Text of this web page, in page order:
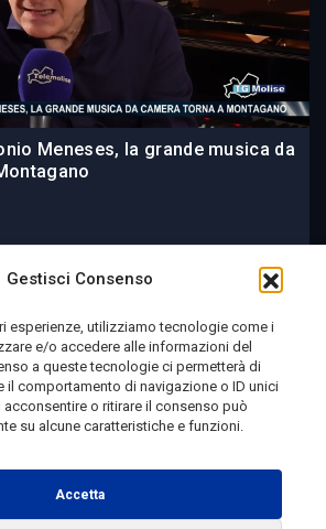
Gestisci Consenso
esperienze, utilizziamo tecnologie come i
e/o accedere alle informazioni del
a queste tecnologie ci permetterà di
il comportamento di navigazione o ID unici
o ritirare il consenso può
su alcune caratteristiche e funzioni.
Accetta
Meneses, la grande musica da
di Campobasso n. 133 del
Responsabile:MANUELA
del 4/5/1996 - Direttore Responsabile: